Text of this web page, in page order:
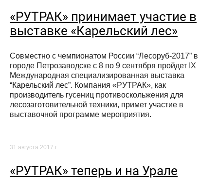
«РУТРАК» принимает участие в
выставке «Карельский лес»
Совместно с чемпионатом России “Лесоруб-2017” в
городе Петрозаводске с 8 по 9 сентября пройдет IX
Международная специализированная выставка
“Карельский лес”. Компания «РУТРАК», как
производитель гусениц противоскольжения для
лесозаготовительной техники, примет участие в
выставочной программе мероприятия.
31 августа 2017 г.
«РУТРАК» теперь и на Урале